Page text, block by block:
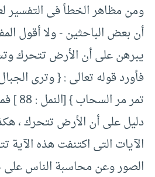
ومن مظاهر الخطأ فى التفسير
أن بعض الباحثين -‏ ولا أقول
يبرهن على أن الأرض تتحرك
فأورد قوله تعالى :‏ { ‏وترى
تمر
دليل على أن الأرض تتحرك ،
الآيات التى اكتنفت هذه
الصور وعن محاسبة الناس على